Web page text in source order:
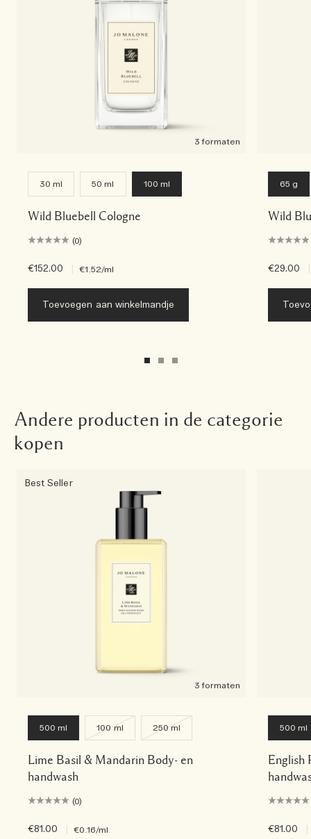
3 formaten
30 ml 50 ml 100 ml
Wild Bluebell Cologne
(0)
€152.00 €1.52/ml
Toevoegen aan winkelmandje
65 g
Wild
€29.00
Andere producten in de categorie
kopen
Best Seller
3 formaten
500 ml 100 ml 250 ml
Lime Basil & Mandarin Body- en
handwash
(0)
€81.00 €0.16/ml
500 ml
English
€81.00